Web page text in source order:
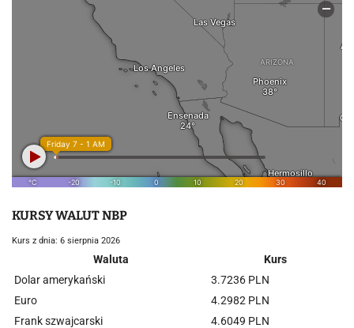
KURSY WALUT NBP
Kurs z dnia: 6 sierpnia 2026
Waluta
Kurs
Dolar amerykański
3.7236 PLN
Euro
4.2982 PLN
Frank szwajcarski
4.6049 PLN